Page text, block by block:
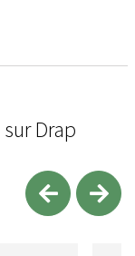
sur Drap